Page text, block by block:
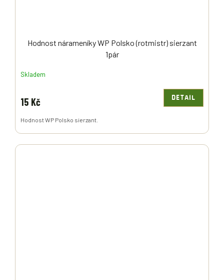
Hodnost nárameníky WP Polsko (rotmistr) sierzant
1pár
Skladem
15 Kč DETAIL
Hodnost WP Polsko sierzant.